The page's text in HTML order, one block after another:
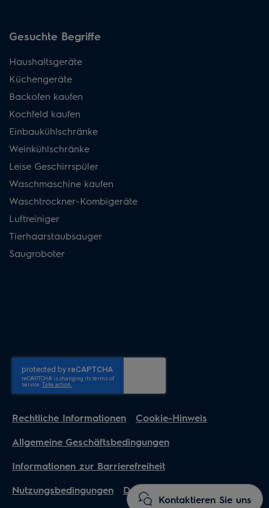
Kontaktieren Sie uns
Gesuchte Begriffe
Haushaltsgeräte
Küchengeräte
Backofen kaufen
Kochfeld kaufen
Einbaukühlschränke
Weinkühlschränke
Leise Geschirrspüler
Waschmaschine kaufen
Waschtrockner-Kombigeräte
Luftreiniger
Tierhaarstaubsauger
Saugroboter
Rechtliche Informationen
Cookie-Hinweis
Allgemeine Geschäftsbedingungen
Informationen zur Barrierefreiheit
Nutzungsbedingungen
Datenschutzerklärung